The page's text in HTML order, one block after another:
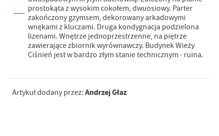
prostokąta z wysokim cokołem, dwuosiowy. Parter
zakończony gzymsem, dekorowany arkadowymi
wnękami z kluczami. Druga kondygnacja podzielona
lizenami. Wnętrze jednoprzestrzenne, na piętrze
zawierające zbiornik wyrównawczy. Budynek Wieży
Ciśnień jest w bardzo złym stanie technicznym - ruina.
Artykuł dodany przez: Andrzej Głaz